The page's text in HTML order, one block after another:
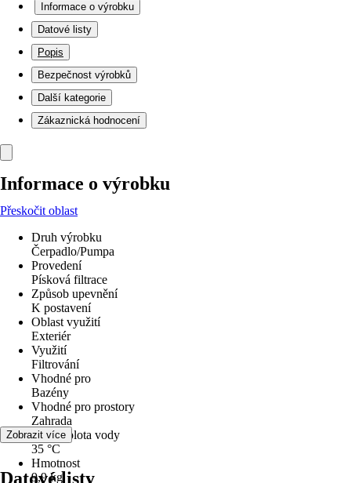
Informace o výrobku
Datové listy
Popis
Bezpečnost výrobků
Další kategorie
Zákaznická hodnocení
Informace o výrobku
Přeskočit oblast
Druh výrobku
Čerpadlo/Pumpa
Provedení
Písková filtrace
Způsob upevnění
K postavení
Oblast využití
Exteriér
Využití
Filtrování
Vhodné pro
Bazény
Vhodné pro prostory
Zahrada
max. teplota vody
35 °C
Hmotnost
9,9 kg
Zobrazit více
Datové listy